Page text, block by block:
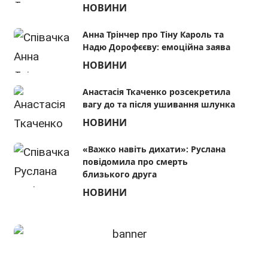
НОВИНИ
Анна Трінчер про Тіну Кароль та
Надю Дорофєєву: емоційна заява
НОВИНИ
Анастасія Ткаченко розсекретила
вагу до та після ушивання шлунка
НОВИНИ
«Важко навіть дихати»: Руслана
повідомила про смерть
близького друга
НОВИНИ